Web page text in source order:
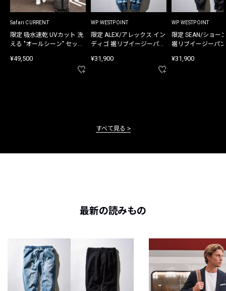
Safari CURRENT
限定 吸水速乾 UVカット 洗
える "オールシーン" セット
¥49,500
WP WESTPOINT
限定 ALEX/アレックス イン
ディゴ 裾リブイージーパン
¥31,900
WP WESTPOINT
限定 SEAN/ショー
裾リブイージーパ
¥31,900
すべて見る
最新の読みもの